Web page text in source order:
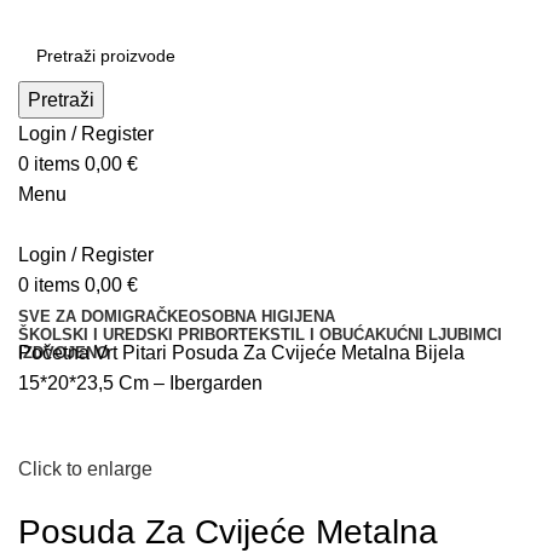
Pretraži
Login / Register
0 items 0,00 €
Menu
Login / Register
0 items 0,00 €
SVE ZA DOM IGRAČKEOSOBNA HIGIJENA
ŠKOLSKI I UREDSKI PRIBORTEKSTIL I OBUĆAKUĆNI LJUBIMCI
IZDVOJENO
PočetnaVrt Pitari Posuda Za Cvijeće Metalna Bijela
15*20*23,5 Cm – Ibergarden
Click to enlarge
Posuda Za Cvijeće Metalna